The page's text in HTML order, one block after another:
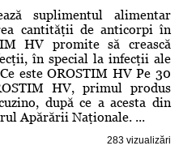
suplimentul alimentar
cantităţii de anticorpi în
HV promite să crească
în special la infecţii ale
este OROSTIM HV Pe 30
HV, primul produs
după ce a acesta din
Apărării Naţionale. ...
283 vizualizări